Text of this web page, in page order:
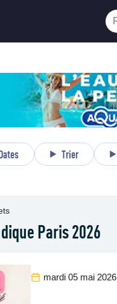
Trier
Paris 2026
mardi 05 mai 2026